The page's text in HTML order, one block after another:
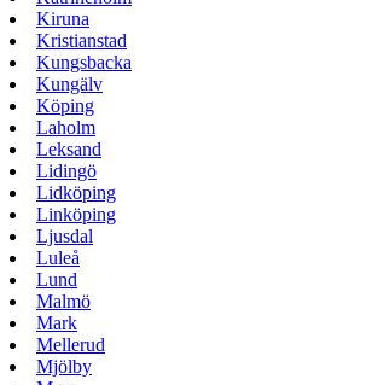
Kiruna
Kristianstad
Kungsbacka
Kungälv
Köping
Laholm
Leksand
Lidingö
Lidköping
Linköping
Ljusdal
Luleå
Lund
Malmö
Mark
Mellerud
Mjölby